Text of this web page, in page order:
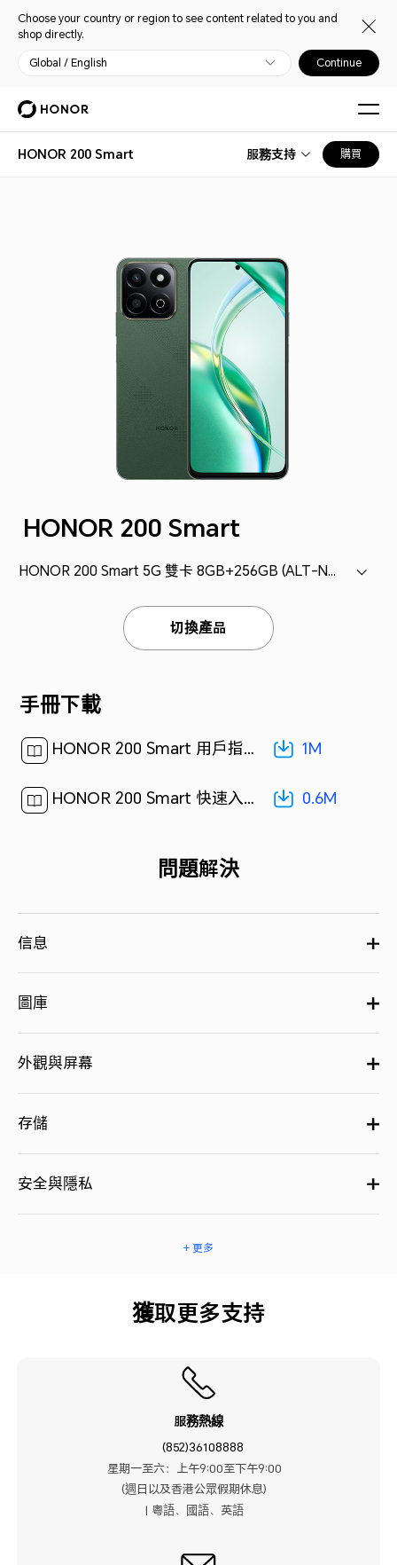
Choose your country or region to see content related to you and
shop directly.
Global / English Continue
HONOR 200 Smart 服務支持 購買
HONOR 200 Smart
HONOR 200 Smart 5G 雙卡 8GB+256GB (ALT-NX1)
切換產品
手冊下載
HONOR 200 Smart 用戶指南-(MagicOS 8.0_01,zh-hk)[ 1M ] 1M
HONOR 200 Smart 快速入門指南-(MagicOS8.0_01,ALT-NX1,zh-HK)[ 0.6M ] 0.6M
問題解決
信息
圖庫
外觀與屏幕
存儲
安全與隱私
+ 更多
獲取更多支持
服務熱線
(852)36108888
星期一至六：上午9:00至下午9:00
(週日以及香港公眾假期休息)
| 粤語、國語、英語